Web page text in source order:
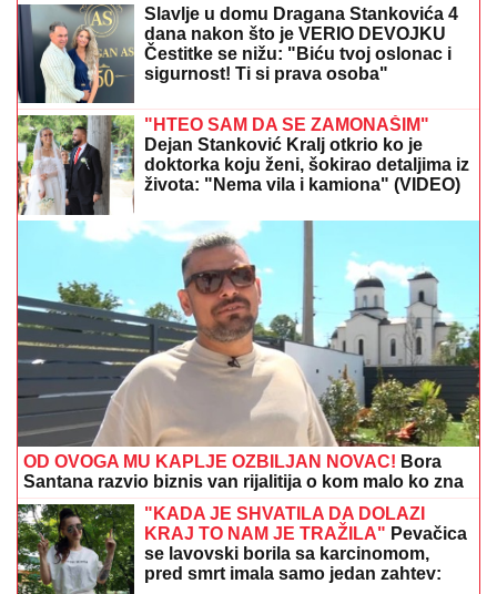
(FOTO) SVI GLEDAJU U SARU JO!Pevačica i Aleksa
Bjelogrlić ne skidaju osmeh sa lica, a ona jednim
potezom OČARALA SVE
JASENOVIKA!Strahuje se da ima
TEŠKO POVREĐENIH, sve vrvi od
policije i Hitne pomoći (FOTO)
ŽENA MARKA JANKETIĆA U
KUPAĆEM!Glumac objavio slike sa
letovanja, razmenjuju nežnosti na
plaži: On bez majice, pokazao koliko je
posvećen otac